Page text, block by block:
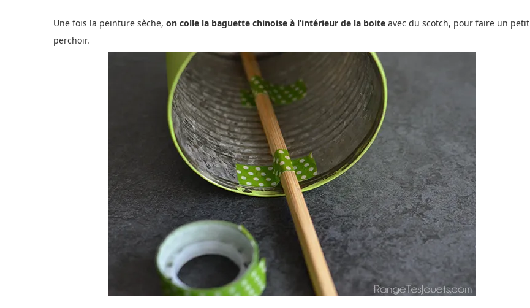
Une fois la peinture sèche, on colle la baguette chinoise à l’intérieur de la boite avec du scotch, pour faire un petit
perchoir.